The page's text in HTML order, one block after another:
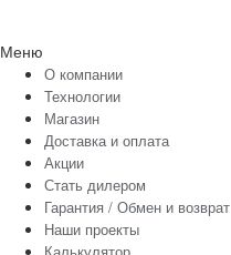
Меню
О компании
Технологии
Магазин
Доставка и оплата
Акции
Стать дилером
Гарантия / Обмен и возврат
Наши проекты
Калькулятор